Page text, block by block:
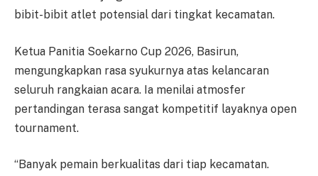
bibit-bibit atlet potensial dari tingkat kecamatan.
Ketua Panitia Soekarno Cup 2026, Basirun,
mengungkapkan rasa syukurnya atas kelancaran
seluruh rangkaian acara. Ia menilai atmosfer
pertandingan terasa sangat kompetitif layaknya open
tournament.
“Banyak pemain berkualitas dari tiap kecamatan.